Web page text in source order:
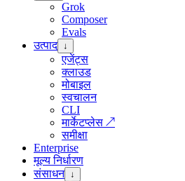
Grok
Composer
Evals
उत्पाद ↓
एजेंट्स
क्लाउड
मोबाइल
स्वचालन
CLI
मार्केटप्लेस ↗
समीक्षा
Enterprise
मूल्य निर्धारण
संसाधन ↓